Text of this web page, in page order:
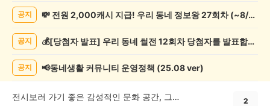
록
공지 💸 전원 2,000캐시 지급! 우리 동네 정보왕 27회차 (~8/10)
공지 💰[당첨자 발표] 우리 동네 썰전 12회차 당첨자를 발표합니다!
공지 📢동네생활 커뮤니티 운영정책 (25.08 ver)
전시보러 가기 좋은 감성적인 문화 공간, 그라운드 시소 2